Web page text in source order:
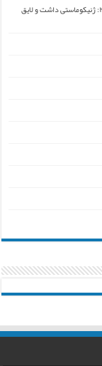
انتقاد تند یوتیوبر کانادایی از قهرمانی سمسون داودا در مستر المپیا ۲۰۲۴: ژنیکوماستی داشت و لایق